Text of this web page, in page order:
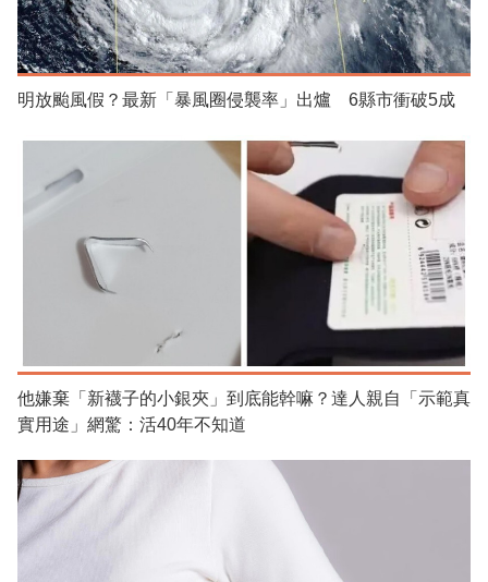
明放颱風假？最新「暴風圈侵襲率」出爐 6縣市衝破5成
他嫌棄「新襪子的小銀夾」到底能幹嘛？達人親自「示範真
實用途」網驚：活40年不知道